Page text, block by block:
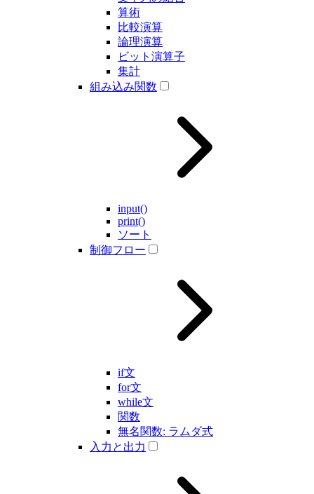
算術
比較演算
論理演算
ビット演算子
集計
組み込み関数
input()
print()
ソート
制御フロー
if文
for文
while文
関数
無名関数: ラムダ式
入力と出力